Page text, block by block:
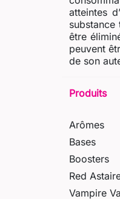
atteintes
être
peuvent
de son
Produits
Arômes
Bases
Boosters
Red
Vampire